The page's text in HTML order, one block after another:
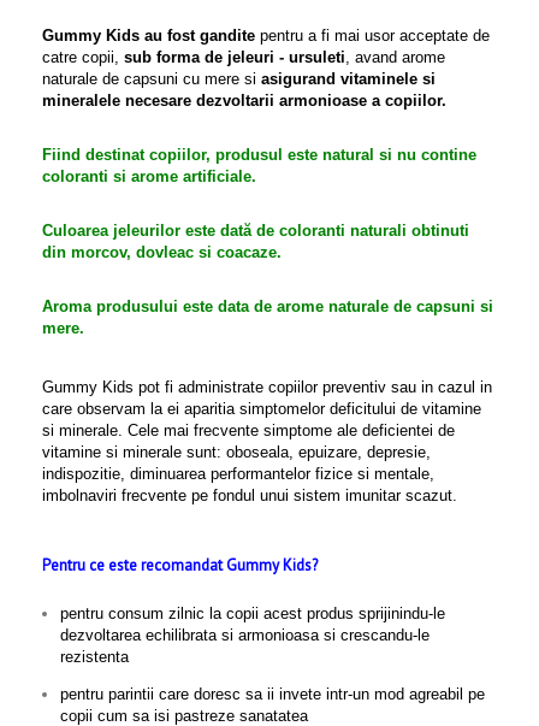
Gummy Kids au fost gandite pentru a fi mai usor acceptate de
catre copii, sub forma de jeleuri - ursuleti, avand arome
naturale de capsuni cu mere si asigurand vitaminele si
mineralele necesare dezvoltarii armonioase a copiilor.
Fiind destinat copiilor, produsul este natural si nu contine
coloranti si arome artificiale.
Culoarea jeleurilor este dată de coloranti naturali obtinuti
din morcov, dovleac si coacaze.
Aroma produsului este data de arome naturale de capsuni si
mere.
Gummy Kids pot fi administrate copiilor preventiv sau in cazul in
care observam la ei aparitia simptomelor deficitului de vitamine
si minerale. Cele mai frecvente simptome ale deficientei de
vitamine si minerale sunt: oboseala, epuizare, depresie,
indispozitie, diminuarea performantelor fizice si mentale,
imbolnaviri frecvente pe fondul unui sistem imunitar scazut.
Pentru ce este recomandat Gummy Kids?
pentru consum zilnic la copii acest produs sprijinindu-le
dezvoltarea echilibrata si armonioasa si crescandu-le
rezistenta
pentru parintii care doresc sa ii invete intr-un mod agreabil pe
copii cum sa isi pastreze sanatatea